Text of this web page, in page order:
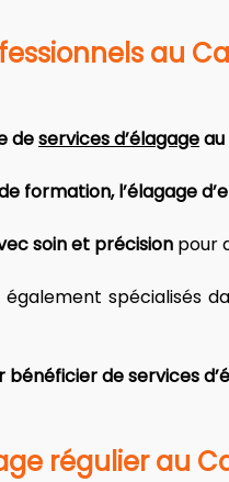
au
de services d’élagage
formation, l’élagage
soin et précision pour
spécialisés
de services
régulier au